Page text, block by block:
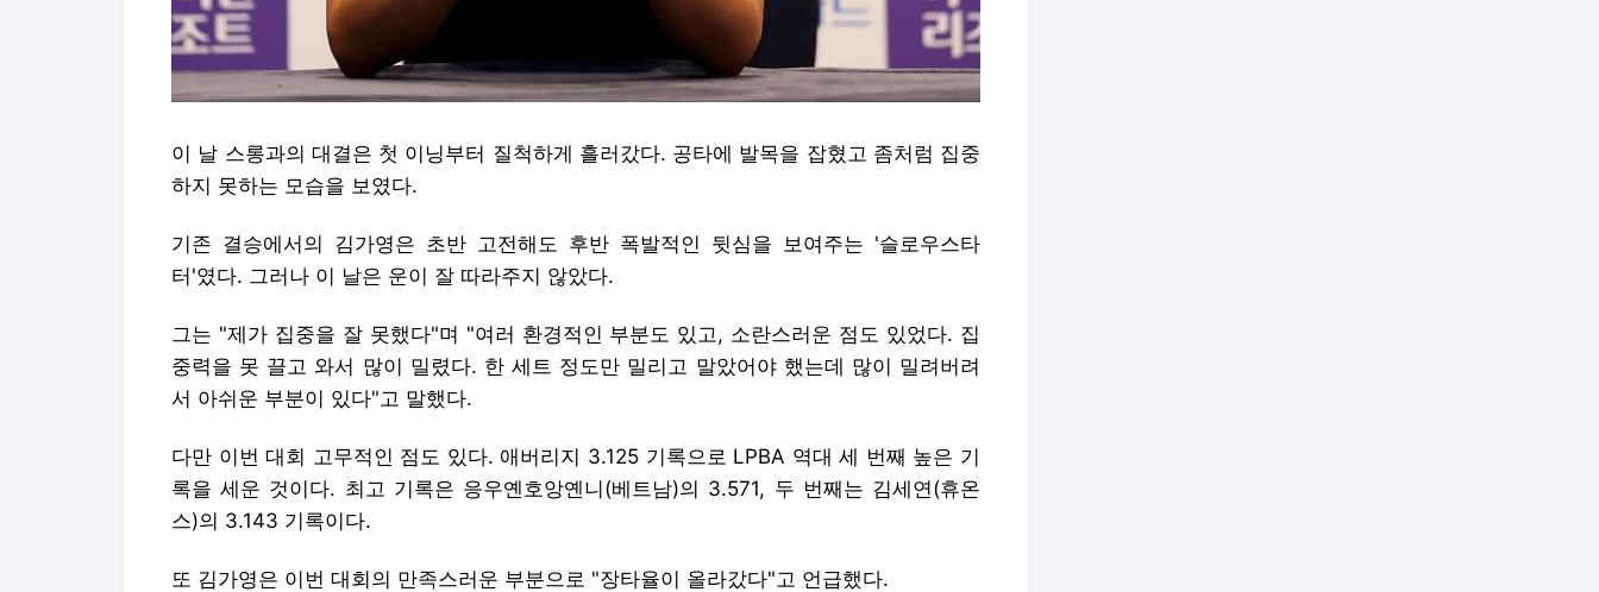
이 날 스롱과의 대결은 첫 이닝부터 질척하게 흘러갔다. 공타에 발목을 잡혔고 좀처럼 집중
하지 못하는 모습을 보였다.
기존 결승에서의 김가영은 초반 고전해도 후반 폭발적인 뒷심을 보여주는 '슬로우스타
터'였다. 그러나 이 날은 운이 잘 따라주지 않았다.
그는 "제가 집중을 잘 못했다"며 "여러 환경적인 부분도 있고, 소란스러운 점도 있었다. 집
중력을 못 끌고 와서 많이 밀렸다. 한 세트 정도만 밀리고 말았어야 했는데 많이 밀려버려
서 아쉬운 부분이 있다"고 말했다.
다만 이번 대회 고무적인 점도 있다. 애버리지 3.125 기록으로 LPBA 역대 세 번째 높은 기
록을 세운 것이다. 최고 기록은 응우옌호앙옌니(베트남)의 3.571, 두 번째는 김세연(휴온
스)의 3.143 기록이다.
또 김가영은 이번 대회의 만족스러운 부분으로 "장타율이 올라갔다"고 언급했다.